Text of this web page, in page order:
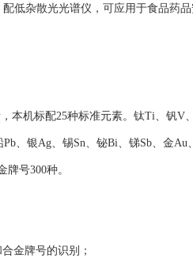
低杂散光光谱仪，可应用于食品药
机标配25种标准元素。钛Ti、钒V
、银Ag、锡Sn、铋Bi、锑Sb、金Au
号300种。
金牌号的识别；